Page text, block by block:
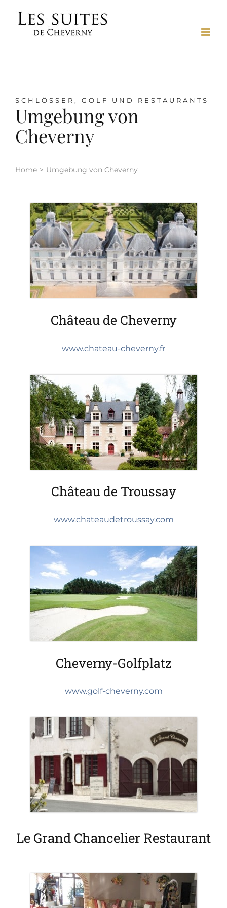
SCHLÖSSER, GOLF UND RESTAURANTS
Umgebung von
Cheverny
Home Umgebung von Cheverny
Château de Cheverny
www.chateau-cheverny.fr
Château de Troussay
www.chateaudetroussay.com
Cheverny-Golfplatz
www.golf-cheverny.com
Le Grand Chancelier Restaurant